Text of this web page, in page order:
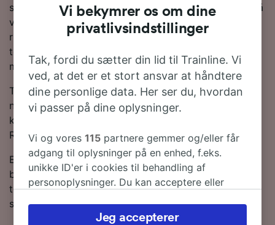
strækker sig over 376 km. Du skal foretage 1 skifte på
vejen på din rejse til Riccione. Du kan rejse på denne
rute med enten Trenitalia- eller ÖBB-tog. Begge
togselskaber har moderne og komfortable tjenester
med masser af plads til bagage.
Togbilletter fra Alba til Riccione er som regel billigere,
når du bestiller i forvejen sammenlignet med billetter
købt på selve rejsedagen. Lav en søgning i vores
Rejseplanlægger for at se de seneste priser.
Er du klar til at bestille? Begynd din søgning efter
billige togbilletter med os i dag. Læs mere om vores
togplan, hvor du kan se de første og sidste togtider
samt tips til, hvordan du finder billige togbilletter.
Vi bekymrer os om dine
privatlivsindstillinger
Tak, fordi du sætter din lid til Trainline. Vi
ved, at det er et stort ansvar at håndtere
dine personlige data. Her ser du, hvordan
vi passer på dine oplysninger.
Vi og vores115 partnere gemmer og/eller får
adgang til oplysninger på en enhed, f.eks.
unikke ID'er i cookies til behandling af
personoplysninger. Du kan acceptere eller
herunder din ret til at gøre indsigelse, hvor
Jeg accepterer